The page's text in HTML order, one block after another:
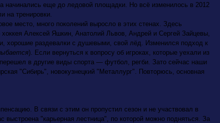
начинались еще до ледовой площадки. Но всё изменилось в 2012
на тренировки.
место, много поколений выросло в этих стенах. Здесь
Алексей Яшкин, Анатолий Львов, Андрей и Сергей Зайцевы,
хорошие раздевалки с душевыми, свой лёд. Изменился подход к
).
Если вернуться к вопросу об игроках, которые уехали из
в другие виды спорта — футбол, регби. Зато сейчас наши
"Сибирь", новокузнецкий "Металлург". Повторюсь, основная
В связи с этим он пропустил сезон и не участвовал в
выстроена "карьерная лестница", по которой можно подняться. За